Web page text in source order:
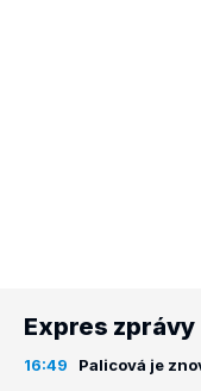
Expres zprávy
16:49 Palicová je